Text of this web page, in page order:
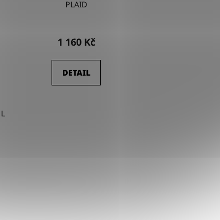
PLAID
1 160 Kč
DETAIL
L